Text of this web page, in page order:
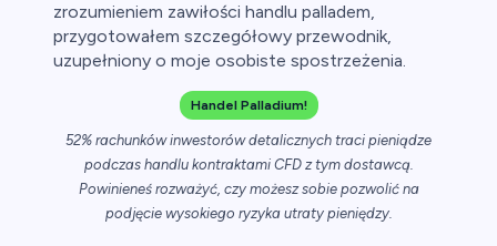
zrozumieniem zawiłości handlu palladem,
przygotowałem szczegółowy przewodnik,
uzupełniony o moje osobiste spostrzeżenia.
Handel Palladium!
52% rachunków inwestorów detalicznych traci pieniądze
podczas handlu kontraktami CFD z tym dostawcą.
Powinieneś rozważyć, czy możesz sobie pozwolić na
podjęcie wysokiego ryzyka utraty pieniędzy.